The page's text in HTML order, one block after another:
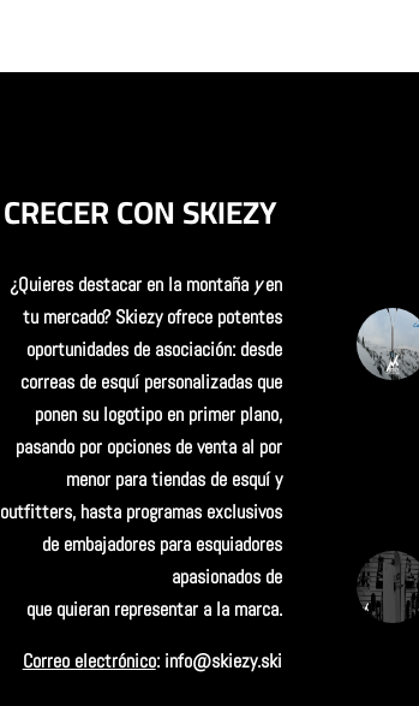
CRECER CONSKIEZY
¿Quieres destacar en la montaña yen
tu mercado? Skiezy ofrece potentes
oportunidades de asociación: desde
correas de esquí personalizadas que
ponen su logotipo en primer plano,
pasando por opciones de venta al por
menor para tiendas de esquí y
outfitters, hasta programas exclusivos
de embajadores para esquiadores
apasionados de
que quieran representar a la marca.
Correo electrónico: info@skiezy.ski